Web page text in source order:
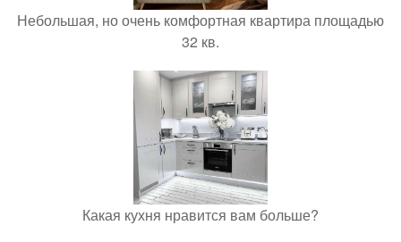
Небольшая, но очень комфортная квартира площадью
32 кв.
Какая кухня нравится вам больше?